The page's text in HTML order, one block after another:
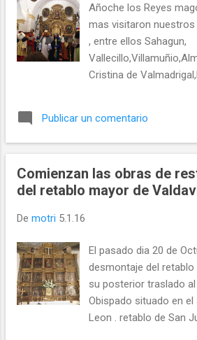
en toda la vega por la
inundados en Sahagún.
joseluisluna.com Datos
ESLA-VALDERADUEY
11/01/2016, hora en la
nivel (2,66 m) en la
Añoche los Reyes
mas visitaron
, entre ellos Sahagun,
Cristina de
llegar añoche las
Gonzalez de Renedo
VILLAVELASCO su
PAGES A las 18:00
pedirles se cumplan
Coyantina dio un
despues las tipicas
chocolate bien
,FELICES REYES LOS
Publicar un comentario
Comienzan las obras de
del retablo mayor de
De motri 5.1.16
El pasado dia 20 de
desmontaje del
su posterior traslado
Obispado situado en
Leon . retablo de San